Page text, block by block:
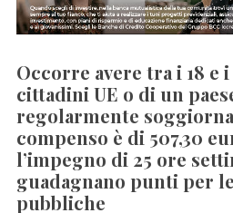
Occorre avere tra i 18 e
cittadini UE o di un
regolarmente
compenso è di 507,30
l’impegno di 25 ore
guadagnano punti per
pubbliche